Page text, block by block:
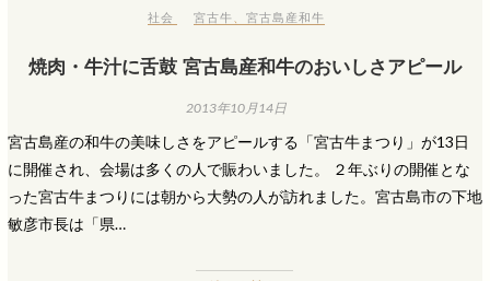
社会 宮古牛 、宮古島産和牛
焼肉・牛汁に舌鼓 宮古島産和牛のおいしさアピール
2013年10月14日
宮古島産の和牛の美味しさをアピールする「宮古牛まつり」が13日
に開催され、会場は多くの人で賑わいました。 ２年ぶりの開催とな
った宮古牛まつりには朝から大勢の人が訪れました。宮古島市の下地
敏彦市長は「県…